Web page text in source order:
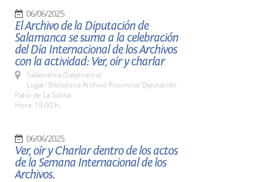
06/06/2025
El Archivo de la Diputación de
Salamanca se suma a la celebración
del Día Internacional de los Archivos
con la actividad: Ver, oír y charlar
Salamanca (Salamanca)
Lugar: Biblioteca Archivo Provincial Diputación.
Patio de La Salina.
Hora: 19:00 h.
06/06/2025
Ver, oír y Charlar dentro de los actos
de la Semana Internacional de los
Archivos.